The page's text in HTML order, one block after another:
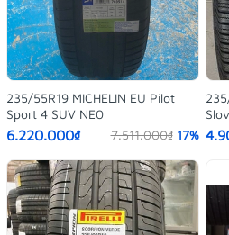
235/55R19 MICHELIN EU Pilot
Sport 4 SUV NE0
6.220.000₫ 7.511.000₫ 17% SSR